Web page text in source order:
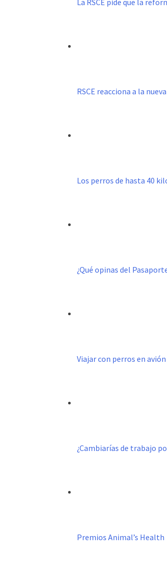
La RSCE pide que la
RSCE reacciona a la
Los perros de hasta 40
¿Qué opinas del
Viajar con perros en
¿Cambiarías de trabajo
Premios Animal’s Health